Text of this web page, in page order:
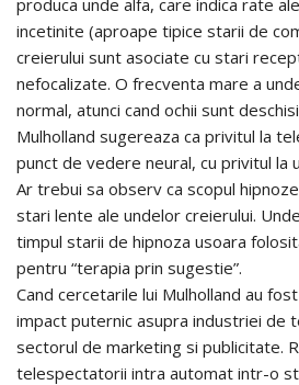
incetinite (aproape tipice starii de
creierului sunt asociate cu stari
nefocalizate. O frecventa mare a
normal, atunci cand ochii sunt
Mulholland sugereaza ca privitul la
punct de vedere neural, cu privitul la
Ar trebui sa observ ca scopul
stari lente ale undelor creierului.
timpul starii de hipnoza usoara
pentru “terapia prin sugestie”.
Cand cercetarile lui Mulholland au
impact puternic asupra industriei de
sectorul de marketing si publicitate.
telespectatorii intra automat intr-o